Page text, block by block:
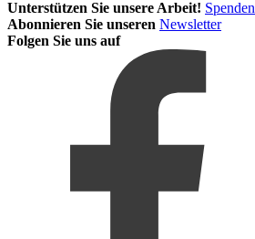
Unterstützen Sie unsere Arbeit! Spenden
Abonnieren Sie unseren Newsletter
Folgen Sie uns auf